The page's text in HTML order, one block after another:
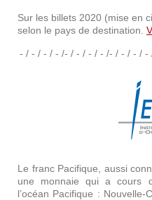
Sur les billets 2020 (mise en
selon le pays de destination.
- / - / - / - /- / - / - / - /- / - / - /
Le franc Pacifique, aussi
une monnaie qui a cours
l’océan Pacifique : Nouvelle-